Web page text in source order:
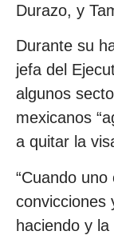
Durazo, y
Durante su
jefa del
algunos
mexicanos
a quitar la
“Cuando
convicciones
haciendo y